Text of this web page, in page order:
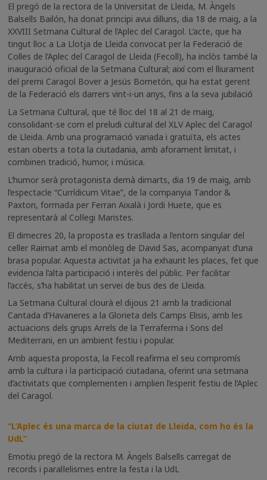
El pregó de la rectora de la Universitat de Lleida, M. Àngels
Balsells Bailón, ha donat principi avui dilluns, dia 18 de maig, a la
XXVIII Setmana Cultural de l’Aplec del Caragol. L’acte, que ha
tingut lloc a La Llotja de Lleida convocat per la Federació de
Colles de l’Aplec del Caragol de Lleida (Fecoll), ha inclòs també la
inauguració oficial de la Setmana Cultural; així com el lliurament
del premi Caragol Bover a Jesús Bometón, qui ha estat gerent
de la Federació els darrers vint-i-un anys, fins a la seva jubilació
La Setmana Cultural, que té lloc del 18 al 21 de maig,
consolidant-se com el preludi cultural del XLV Aplec del Caragol
de Lleida. Amb una programació variada i gratuïta, els actes
estan oberts a tota la ciutadania, amb aforament limitat, i
combinen tradició, humor, i música.
L’humor serà protagonista demà dimarts, dia 19 de maig, amb
l’espectacle “Currídicum Vitae”, de la companyia Tandor &
Paxton, formada per Ferran Aixalà i Jordi Huete, que es
representarà al Col·legi Maristes.
El dimecres 20, la proposta es trasllada a l’entorn singular del
celler Raimat amb el monòleg de David Sas, acompanyat d’una
brasa popular. Aquesta activitat ja ha exhaurit les places, fet que
evidencia l’alta participació i interès del públic. Per facilitar
l’accés, s’ha habilitat un servei de bus des de Lleida.
La Setmana Cultural clourà el dijous 21 amb la tradicional
Cantada d’Havaneres a la Glorieta dels Camps Elisis, amb les
actuacions dels grups Arrels de la Terraferma i Sons del
Mediterrani, en un ambient festiu i popular.
Amb aquesta proposta, la Fecoll reafirma el seu compromís
amb la cultura i la participació ciutadana, oferint una setmana
d’activitats que complementen i amplien l’esperit festiu de l’Aplec
del Caragol.
“L’Aplec és una marca de la ciutat de Lleida, com ho és la
UdL”
Emotiu pregó de la rectora M. Àngels Balsells carregat de
records i paral·lelismes entre la festa i la UdL